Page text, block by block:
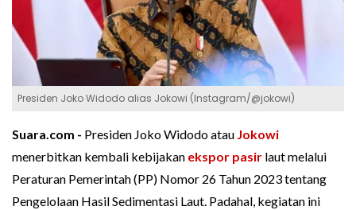
Presiden Joko Widodo alias Jokowi (Instagram/@jokowi)
Suara.com - Presiden Joko Widodo atau Jokowi
menerbitkan kembali kebijakan ekspor pasir laut melalui
Peraturan Pemerintah (PP) Nomor 26 Tahun 2023 tentang
Pengelolaan Hasil Sedimentasi Laut. Padahal, kegiatan ini